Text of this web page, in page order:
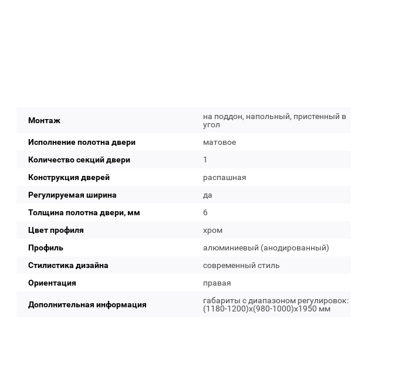
Монтаж
на поддон, напольный, пристенный в
угол
Исполнение полотна двери
матовое
Количество секций двери
1
Конструкция дверей
распашная
Регулируемая ширина
да
Толщина полотна двери, мм
6
Цвет профиля
хром
Профиль
алюминиевый (анодированный)
Стилистика дизайна
современный стиль
Ориентация
правая
Дополнительная информация
габариты с диапазоном регулировок:
(1180-1200)x(980-1000)x1950 мм